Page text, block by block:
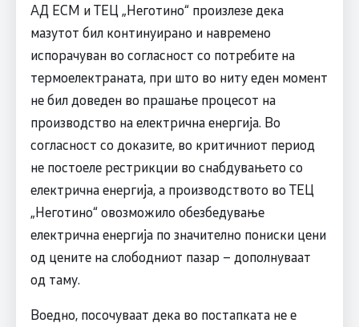
АД ЕСМ и ТЕЦ „Неготино“ произлезе дека
мазутот бил континуирано и навремено
испорачуван во согласност со потребите на
термоелектраната, при што во ниту еден момент
не бил доведен во прашање процесот на
производство на електрична енергија. Во
согласност со доказите, во критичниот период
не постоеле рестрикции во снабдувањето со
електрична енергија, а производството во ТЕЦ
„Неготино“ овозможило обезбедување
електрична енергија по значително пониски цени
од цените на слободниот пазар – дополнуваат
од таму.
Воедно, посочуваат дека во постапката не е